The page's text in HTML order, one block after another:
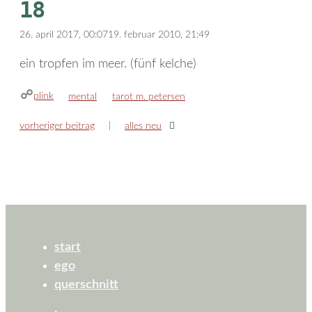
18
26. april 2017, 00:0719. februar 2010, 21:49
ein tropfen im meer. (fünf kelche)
plink kategorien
mental schlagwörter
tarot m. petersen
vorheriger beitrag alles neu
start
ego
querschnitt